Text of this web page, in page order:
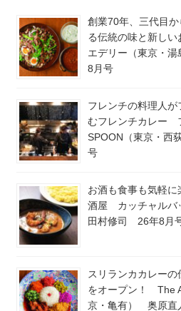
創業70年、三代目
る伝統の味と新し
エデリー（東京・
8月号
フレンチの料理人
むフレンチカレー
SPOON（東京・
号
お酒も食事も気軽
酒屋 カッチャルバ
田村修司 26年8月
スリランカカレー
をオープン！ The
京・亀有） 奥原